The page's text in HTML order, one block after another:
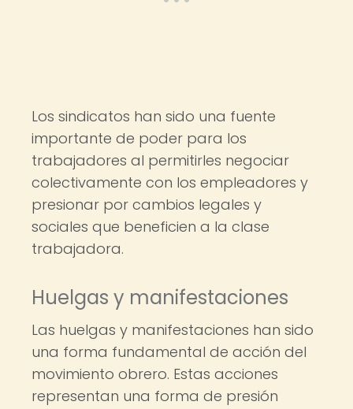
Los sindicatos han sido una fuente
importante de poder para los
trabajadores al permitirles negociar
colectivamente con los empleadores y
presionar por cambios legales y
sociales que beneficien a la clase
trabajadora.
Huelgas y manifestaciones
Las huelgas y manifestaciones han sido
una forma fundamental de acción del
movimiento obrero. Estas acciones
representan una forma de presión